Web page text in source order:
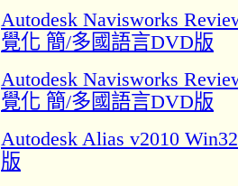
Autodesk Navisworks
覺化 簡/多國語言DVD版
Autodesk Navisworks
覺化 簡/多國語言DVD版
Autodesk Alias v2010
版